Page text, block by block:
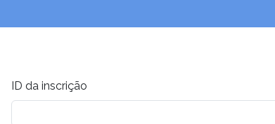
ID da inscrição